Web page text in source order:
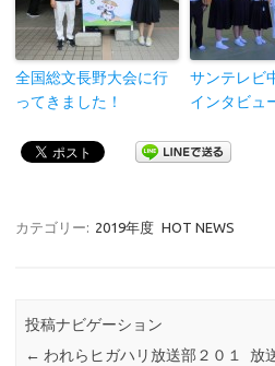
全国総文長野大会に行
ってきました！
サンテレビ
インタビュ
カテゴリー: 2019年度 HOT NEWS
投稿ナビゲーション
← われらヒガハリ放送部２０１
放